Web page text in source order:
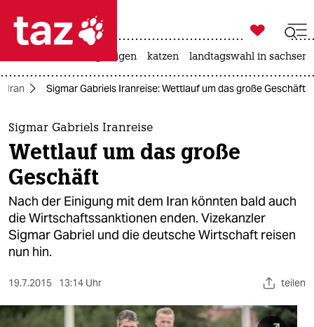
 taz zahl ich
taz zahl ich
themen
politik
öko
gesellschaft
kultur
sport
berlin

taz zahl ich
bergsteigen katzen landtagswahl in
Iran Sigmar Gabriels Iranreise: Wettlauf um das große Geschäft
Sigmar Gabriels Iranreise
Wettlauf um das große
Geschäft
Nach der Einigung mit dem Iran könnten bald auch
die Wirtschaftssanktionen enden. Vizekanzler
Sigmar Gabriel und die deutsche Wirtschaft reisen
nun hin.
19.7.2015 13:14 Uhr teilen